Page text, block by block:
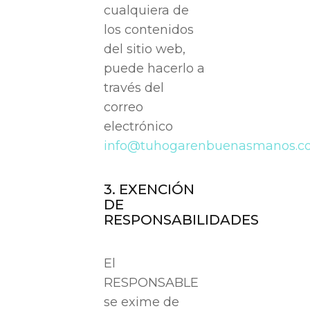
cualquiera de
los contenidos
del sitio web,
puede hacerlo a
través del
correo
electrónico
3. EXENCIÓN
DE
RESPONSABILIDADES
El
RESPONSABLE
se exime de